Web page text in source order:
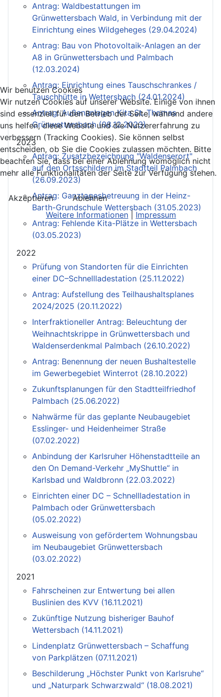
Antrag: Waldbestattungen im
Grünwettersbach Wald, in Verbindung mit der
Einrichtung eines Wildgeheges (29.04.2024)
Antrag: Bau von Photovoltaik-Anlagen an der
A8 in Grünwettersbach und Palmbach
(12.03.2024)
Antrag: Einrichtung eines Tauschschrankes /
Tauschhütte in Wettersbach (24.01.2024)
Antrag: Außenanlagen Kita St. Thomas
Grünwettersbach (08.12.2023)
2023
Antrag: Zusatzbezeichnung "Waldenserort"
auf den Ortsschildern im Stadtteil Palmbach
(26.09.2023)
Antrag: Ganztagesbetreuung in der Heinz-
Barth-Grundschule Wettersbach (31.05.2023)
Antrag: Fehlende Kita-Plätze in Wettersbach
(03.05.2023)
2022
Prüfung von Standorten für die Einrichten
einer DC–Schnellladestation (25.11.2022)
Antrag: Aufstellung des Teilhaushaltsplanes
2024/2025 (20.11.2022)
Interfraktioneller Antrag: Beleuchtung der
Weihnachtskrippe in Grünwettersbach und
Waldenserdenkmal Palmbach (26.10.2022)
Antrag: Benennung der neuen Bushaltestelle
im Gewerbegebiet Winterrot (28.10.2022)
Zukunftsplanungen für den Stadtteilfriedhof
Palmbach (25.06.2022)
Nahwärme für das geplante Neubaugebiet
Esslinger- und Heidenheimer Straße
(07.02.2022)
Anbindung der Karlsruher Höhenstadtteile an
den On Demand-Verkehr „MyShuttle“ in
Karlsbad und Waldbronn (22.03.2022)
Einrichten einer DC – Schnellladestation in
Palmbach oder Grünwettersbach
(05.02.2022)
Ausweisung von gefördertem Wohnungsbau
im Neubaugebiet Grünwettersbach
(03.02.2022)
2021
Fahrscheinen zur Entwertung bei allen
Buslinien des KVV (16.11.2021)
Zukünftige Nutzung bisheriger Bauhof
Wettersbach (14.11.2021)
Lindenplatz Grünwettersbach – Schaffung
von Parkplätzen (07.11.2021)
Beschilderung „Höchster Punkt von Karlsruhe“
und „Naturpark Schwarzwald“ (18.08.2021)
Wir benutzen Cookies
Wir nutzen Cookies auf unserer Website. Einige von ihnen
sind essenziell für den Betrieb der Seite, während andere
uns helfen, diese Website und die Nutzererfahrung zu
verbessern (Tracking Cookies). Sie können selbst
entscheiden, ob Sie die Cookies zulassen möchten. Bitte
beachten Sie, dass bei einer Ablehnung womöglich nicht
mehr alle Funktionalitäten der Seite zur Verfügung stehen.
Akzeptieren
Ablehnen
Weitere Informationen
Impressum